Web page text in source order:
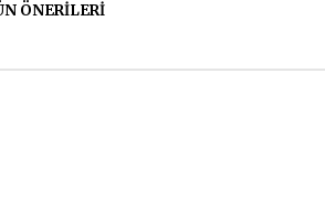
ÖNERILERI